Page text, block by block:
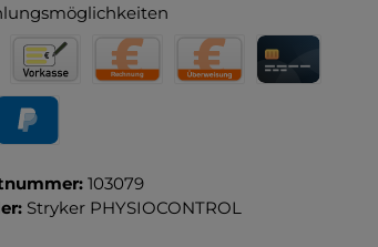
für Behörden
Vorkasse
103079
Stryker PHYSIOCONTROL